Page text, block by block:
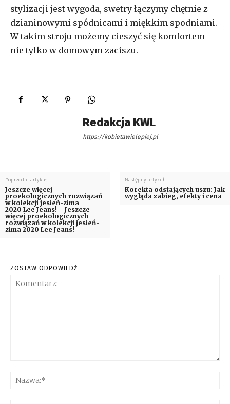
stylizacji jest wygoda, swetry łączymy chętnie z
dzianinowymi spódnicami i miękkim spodniami.
W takim stroju możemy cieszyć się komfortem
nie tylko w domowym zaciszu.
Redakcja KWL
https://kobietawielepiej.pl
Poprzedni artykuł
Jeszcze więcej
proekologicznych rozwiązań
w kolekcji jesień-zima
2020 Lee Jeans! – Jeszcze
więcej proekologicznych
rozwiązań w kolekcji jesień-
zima 2020 Lee Jeans!
Następny artykuł
Korekta odstających uszu: Jak
wygląda zabieg, efekty i cena
ZOSTAW ODPOWIEDŹ